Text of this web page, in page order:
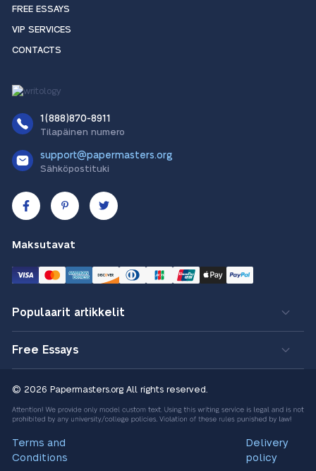
FREE ESSAYS
VIP SERVICES
CONTACTS
1(888)870-8911
Tilapäinen numero
support@papermasters.org
Sähköpostituki
Maksutavat
Populaarit artikkelit
Free Essays
© 2026 Papermasters.org All rights reserved.
Terms and
Conditions
Delivery
policy